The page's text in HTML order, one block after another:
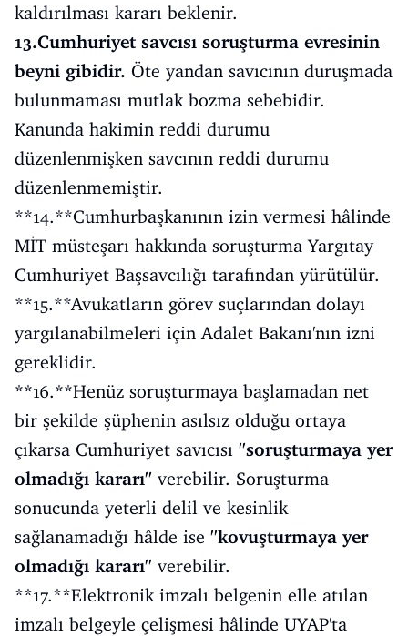
kaldırılması kararı beklenir.
13.Cumhuriyet savcısı soruşturma evresinin
beyni gibidir. Öte yandan savıcının duruşmada
bulunmaması mutlak bozma sebebidir.
Kanunda hakimin reddi durumu
düzenlenmişken savcının reddi durumu
düzenlenmemiştir.
**14.**Cumhurbaşkanının izin vermesi hâlinde
MİT müsteşarı hakkında soruşturma Yargıtay
Cumhuriyet Başsavcılığı tarafından yürütülür.
**15.**Avukatların görev suçlarından dolayı
yargılanabilmeleri için Adalet Bakanı'nın izni
gereklidir.
**16.**Henüz soruşturmaya başlamadan net
bir şekilde şüphenin asılsız olduğu ortaya
çıkarsa Cumhuriyet savıcısı ''soruşturmaya yer
olmadığı kararı'' verebilir. Soruşturma
sonucunda yeterli delil ve kesinlik
sağlanamadığı hâlde ise ''kovuşturmaya yer
olmadığı kararı'' verebilir.
**17.**Elektronik imzalı belgenin elle atılan
imzalı belgeyle çelişmesi hâlinde UYAP'ta